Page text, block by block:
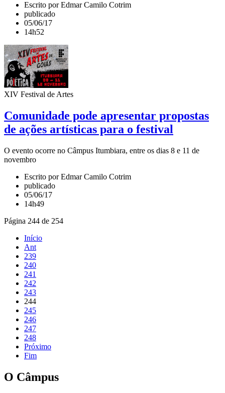
Escrito por Edmar Camilo Cotrim
publicado
05/06/17
14h52
XIV Festival de Artes
Comunidade pode apresentar propostas
de ações artísticas para o festival
O evento ocorre no Câmpus Itumbiara, entre os dias 8 e 11 de
novembro
Escrito por Edmar Camilo Cotrim
publicado
05/06/17
14h49
Página 244 de 254
Início
Ant
239
240
241
242
243
244
245
246
247
248
Próximo
Fim
O Câmpus